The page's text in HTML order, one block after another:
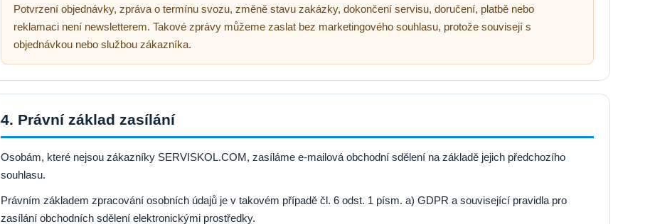
Potvrzení objednávky, zpráva o termínu svozu, změně stavu zakázky, dokončení servisu, doručení, platbě nebo
reklamaci není newsletterem. Takové zprávy můžeme zaslat bez marketingového souhlasu, protože souvisejí s
objednávkou nebo službou zákazníka.
4. Právní základ zasílání
Osobám, které nejsou zákazníky SERVISKOL.COM, zasíláme e-mailová obchodní sdělení na základě jejich předchozího
souhlasu.
Právním základem zpracování osobních údajů je v takovém případě čl. 6 odst. 1 písm. a) GDPR a související pravidla pro
zasílání obchodních sdělení elektronickými prostředky.